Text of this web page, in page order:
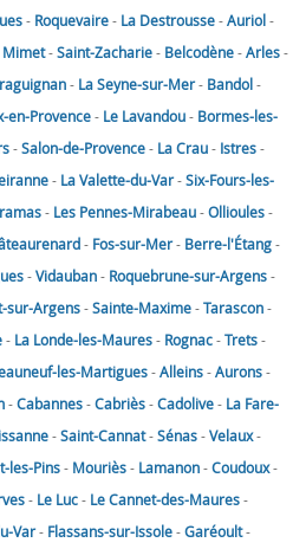
- Roquevaire- La Destrousse-Auriol-
Mimet-Saint-Zacharie- Belcodène-Arles-
- La Seyne-sur-Mer- Bandol-
en-Provence- Le Lavandou- Bormes-les-
-Salon-de-Provence- La Crau- Istres-
- La Valette-du-Var-Six-Fours-les-
- Les Pennes-Mirabeau-Ollioules-
- Fos-sur-Mer- Berre-l'Étang-
-Vidauban- Roquebrune-sur-Argens-
sur-Argens-Sainte-Maxime-Tarascon-
- La Londe-les-Maures- Rognac-Trets-
les-Martigues-Alleins-Aurons-
-Cabannes-Cabriès-Cadolive- La Fare-
-Saint-Cannat-Sénas-Velaux-
les-Pins- Mouriès- Lamanon-Coudoux-
- Le Luc- Le Cannet-des-Maures-
Var- Flassans-sur-Issole-Garéoult-